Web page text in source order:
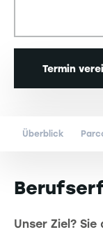
Termin
Überblick
Unser Ziel?